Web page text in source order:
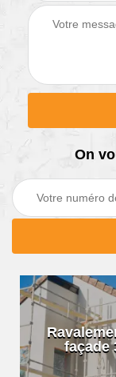
On
façade